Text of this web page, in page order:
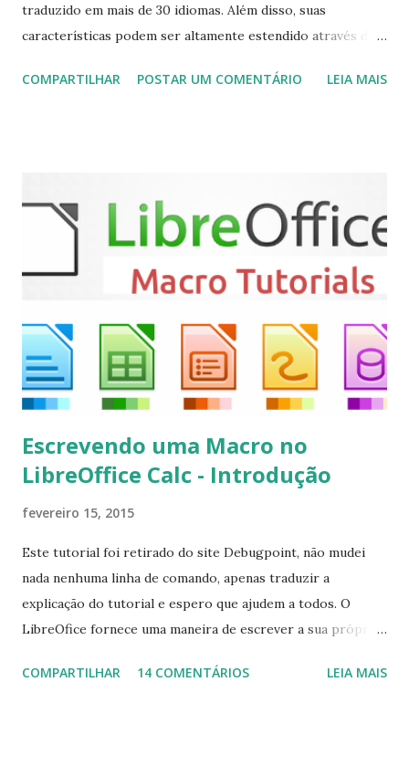
traduzido em mais de 30 idiomas. Além disso, suas
características podem ser altamente estendido através de
(personal video recorder). A versão final do Kodi 19.5
sudo apt-get install kodi Use o comando a seguir para
instalar codecs de áudio e outros complementos,
executando: $ sudo apt-get install --install-suggests
kodi Para remover, execute: $ sudo apt-get remove
COMPARTILHAR POSTAR UM COMENTÁRIO LEIA MAIS
Escrevendo uma Macro no
LibreOffice Calc - Introdução
fevereiro 15, 2015
Este tutorial foi retirado do site Debugpoint, não mudei
nada nenhuma linha de comando, apenas traduzir a
explicação do tutorial e espero que ajudem a todos. O
LibreOfice fornece uma maneira de escrever a sua própria
aplicativo de escritório. Você pode usar Python ou Basic
COMPARTILHAR 14 COMENTÁRIOS LEIA MAIS